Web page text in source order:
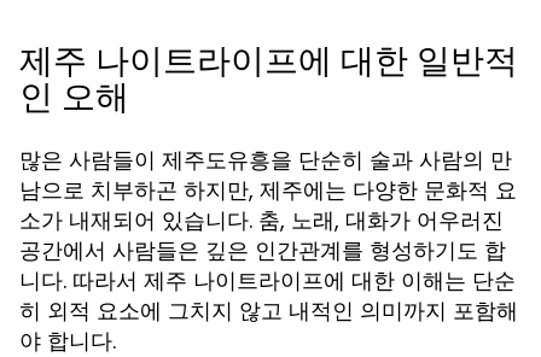
제주 나이트라이프에 대한 일반적
인 오해
많은 사람들이 제주도유흥을 단순히 술과 사람의 만
남으로 치부하곤 하지만, 제주에는 다양한 문화적 요
소가 내재되어 있습니다. 춤, 노래, 대화가 어우러진
공간에서 사람들은 깊은 인간관계를 형성하기도 합
니다. 따라서 제주 나이트라이프에 대한 이해는 단순
히 외적 요소에 그치지 않고 내적인 의미까지 포함해
야 합니다.